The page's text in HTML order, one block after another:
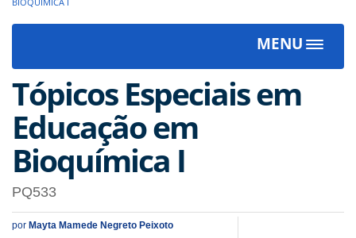
MENU
Toggle
Tópicos Especiais em
Educação em
Bioquímica I
PQ533
por Mayta Mamede Negreto Peixoto